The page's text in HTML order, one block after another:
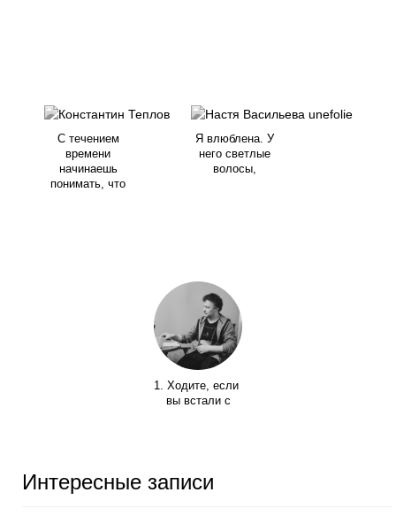
С течением
времени
начинаешь
понимать, что
Я влюблена. У
него светлые
волосы,
1. Ходите, если
вы встали с
Интересные записи